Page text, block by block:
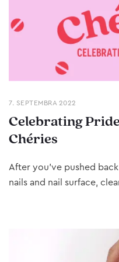
7. SEPTEMBRA 2022
Celebrating
Chéries
After you’ve pushed
nails and nail surface,